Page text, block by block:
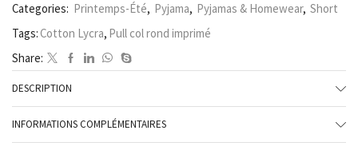
Categories: Printemps-Été, Pyjama, Pyjamas & Homewear, Short
Tags: Cotton Lycra, Pull col rond imprimé
Share:
DESCRIPTION
INFORMATIONS COMPLÉMENTAIRES